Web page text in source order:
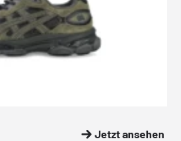
Jetzt ansehen